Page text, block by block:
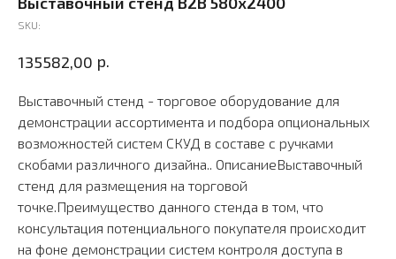
SKU:
135582,00 р.
Выставочный стенд - торговое оборудование для
демонстрации ассортимента и подбора опциональных
возможностей систем СКУД в составе с ручками
скобами различного дизайна.. ОписаниеВыставочный
стенд для размещения на торговой
точке.Преимущество данного стенда в том, что
консультация потенциального покупателя происходит
на фоне демонстрации систем контроля доступа в